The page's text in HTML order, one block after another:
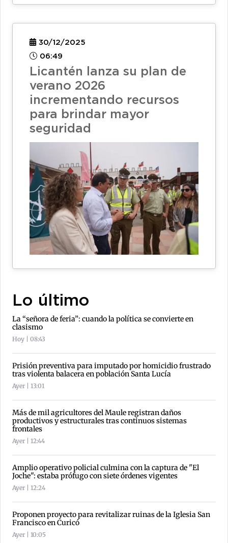
30/12/2025
06:49
Licantén lanza su plan de
verano 2026
incrementando recursos
para brindar mayor
seguridad
Lo último
La “señora de feria”: cuando la política se convierte en
clasismo
Hoy | 08:43
Prisión preventiva para imputado por homicidio frustrado
tras violenta balacera en población Santa Lucía
Ayer | 13:01
Más de mil agricultores del Maule registran daños
productivos y estructurales tras continuos sistemas
frontales
Ayer | 12:44
Amplio operativo policial culmina con la captura de "El
Joche": estaba prófugo con siete órdenes vigentes
Ayer | 12:24
Proponen proyecto para revitalizar ruinas de la Iglesia San
Francisco en Curicó
Ayer | 10:05